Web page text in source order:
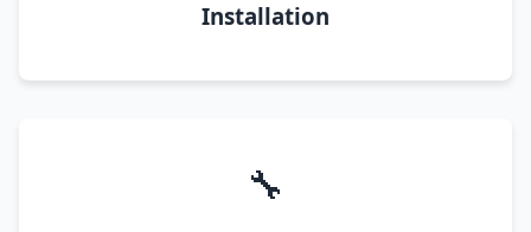
Installation
🔧